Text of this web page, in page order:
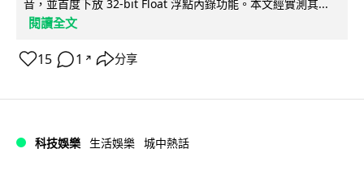
音，並首度下放 32-bit Float 浮點內錄功能。本文經實測其...
閱讀全文
15 1 ↗ 分享
科技娛樂 生活娛樂 城中熱話